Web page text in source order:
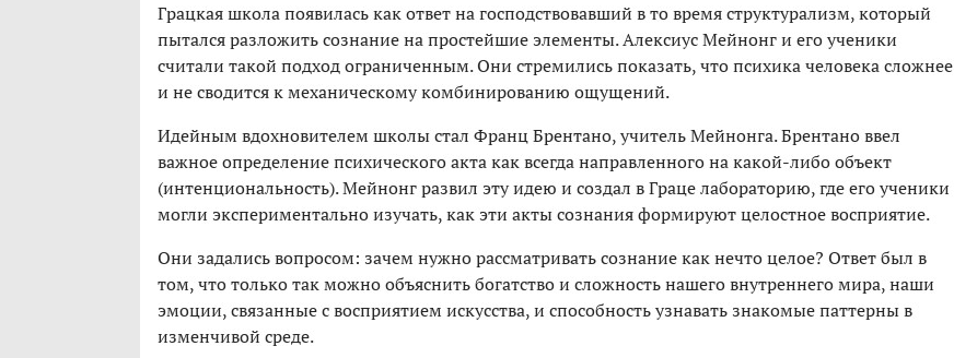
Грацкая школа появилась как ответ на господствовавший в то время структурализм, который
пытался разложить сознание на простейшие элементы. Алексиус Мейнонг и его ученики
считали такой подход ограниченным. Они стремились показать, что психика человека сложнее
и не сводится к механическому комбинированию ощущений.
Идейным вдохновителем школы стал Франц Брентано, учитель Мейнонга. Брентано ввел
важное определение психического акта как всегда направленного на какой-либо объект
(интенциональность). Мейнонг развил эту идею и создал в Граце лабораторию, где его ученики
могли экспериментально изучать, как эти акты сознания формируют целостное восприятие.
Они задались вопросом: зачем нужно рассматривать сознание как нечто целое? Ответ был в
том, что только так можно объяснить богатство и сложность нашего внутреннего мира, наши
эмоции, связанные с восприятием искусства, и способность узнавать знакомые паттерны в
изменчивой среде.